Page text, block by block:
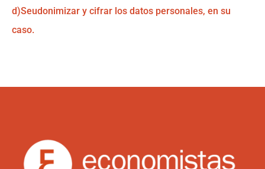
d)Seudonimizar y cifrar los datos personales, en su
caso.